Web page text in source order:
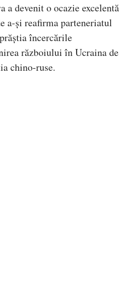
devenit o ocazie excelentă
a-și reafirma parteneriatul
încercările
războiului în Ucraina de
chino-ruse.